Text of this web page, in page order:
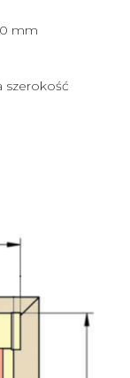
mm
szerokość